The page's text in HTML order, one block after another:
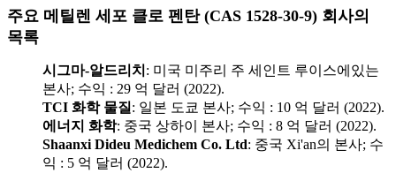
주요 메틸렌 세포 클로 펜탄 (CAS 1528-30-9) 회사의
목록
시그마-알드리치 : 미국 미주리 주 세인트 루이스에있는
본사; 수익 : 29 억 달러 (2022).
TCI 화학 물질 : 일본 도쿄 본사; 수익 : 10 억 달러 (2022).
에너지 화학: 중국 상하이 본사; 수익 : 8 억 달러 (2022).
Shaanxi Dideu Medichem Co. Ltd: 중국 Xi'an의 본사; 수
익 : 5 억 달러 (2022).